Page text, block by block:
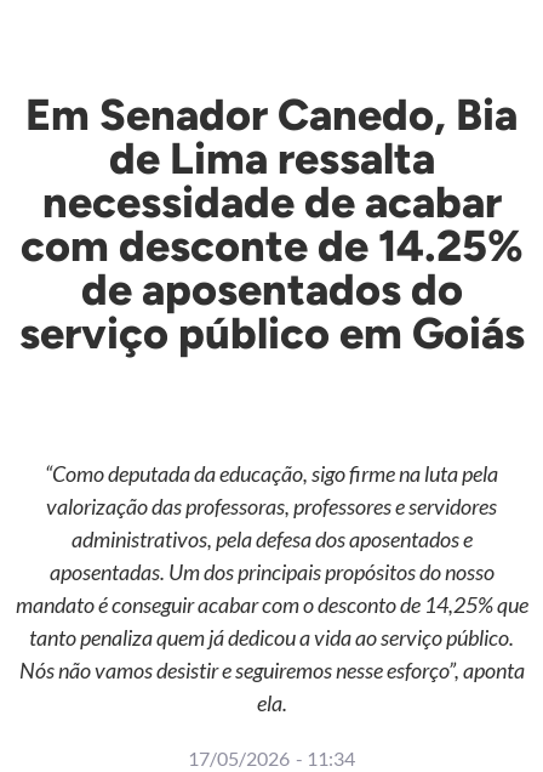
Em Senador Canedo, Bia
de Lima ressalta
necessidade de acabar
com desconte de 14.25%
de aposentados do
serviço público em Goiás
“Como deputada da educação, sigo firme na luta pela
valorização das professoras, professores e servidores
administrativos, pela defesa dos aposentados e
aposentadas. Um dos principais propósitos do nosso
mandato é conseguir acabar com o desconto de 14,25% que
tanto penaliza quem já dedicou a vida ao serviço público.
Nós não vamos desistir e seguiremos nesse esforço”, aponta
ela.
17/05/2026 - 11:34